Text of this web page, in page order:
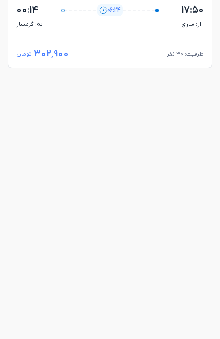
۱۷:۵۰
از: ساري
06:24 ۰۰:۱۴
به: گرمسار
ظرفیت: ۳۰ نفر ۳۰۲٬۹۰۰ تومان